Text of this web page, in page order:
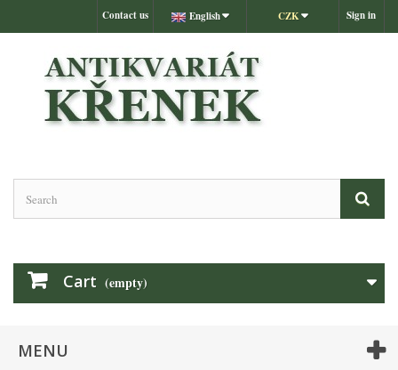
Sign in
CZK
English
Contact us
Cart (empty)
MENU